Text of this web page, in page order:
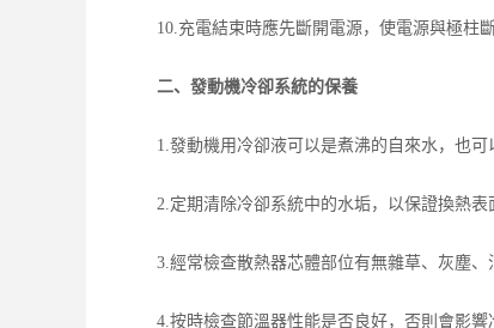
10.充電結束時應先斷開電源，使電源與極柱
二、發動機冷卻系統的保養
1.發動機用冷卻液可以是煮沸的自來水，也
2.定期清除冷卻系統中的水垢，以保證換熱表
3.經常檢查散熱器芯體部位有無雜草、灰塵、
4.按時檢查節溫器性能是否良好，否則會影響